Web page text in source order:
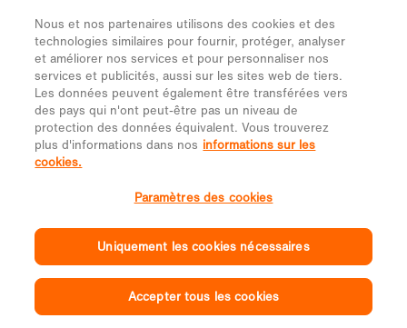
Nous et nos partenaires utilisons des cookies et des
technologies similaires pour fournir, protéger, analyser
et améliorer nos services et pour personnaliser nos
services et publicités, aussi sur les sites web de tiers.
Les données peuvent également être transférées vers
des pays qui n'ont peut-être pas un niveau de
protection des données équivalent. Vous trouverez
plus d'informations dans nos informations sur les
cookies.
Paramètres des cookies
Uniquement les cookies nécessaires
Accepter tous les cookies